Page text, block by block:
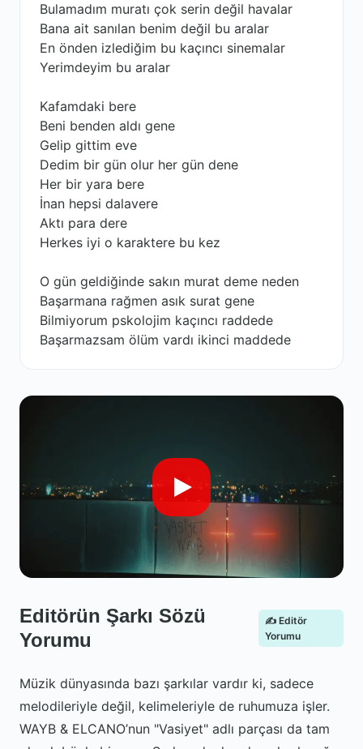
Bulamadım muratı çok serin değil havalar
Bana ait sanılan benim değil bu aralar
En önden izlediğim bu kaçıncı sinemalar
Yerimdeyim bu aralar
Kafamdaki bere
Beni benden aldı gene
Gelip gittim eve
Dedim bir gün olur her gün dene
Her bir yara bere
İnan hepsi dalavere
Aktı para dere
Herkes iyi o karaktere bu kez
O gün geldiğinde sakın murat deme neden
Başarmana rağmen asık surat gene
Bilmiyorum pskolojim kaçıncı raddede
Başarmazsam ölüm vardı ikinci maddede
Editörün Şarkı Sözü
Yorumu
✍️ Editör
Yorumu
Müzik dünyasında bazı şarkılar vardır ki, sadece
melodileriyle değil, kelimeleriyle de ruhumuza işler.
WAYB & ELCANO’nun "Vasiyet" adlı parçası da tam